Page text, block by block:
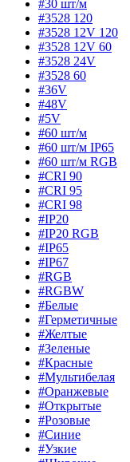
#30 шт/м
#3528 120
#3528 12V 120
#3528 12V 60
#3528 24V
#3528 60
#36V
#48V
#5V
#60 шт/м
#60 шт/м IP65
#60 шт/м RGB
#CRI 90
#CRI 95
#CRI 98
#IP20
#IP20 RGB
#IP65
#IP67
#RGB
#RGBW
#Белые
#Герметичные
#Желтые
#Зеленые
#Красные
#Мультибелая
#Оранжевые
#Открытые
#Розовые
#Синие
#Узкие